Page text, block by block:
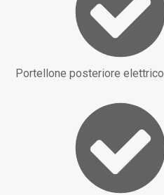
Portellone posteriore elettrico